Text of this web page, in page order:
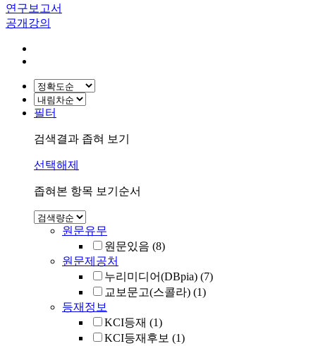
연구보고서
공개강의
필터
검색결과 좁혀 보기
선택해제
좁혀본 항목 보기순서
원문유무
원문있음 (8)
원문제공처
누리미디어(DBpia) (7)
교보문고(스콜라) (1)
등재정보
KCI등재 (1)
KCI등재후보 (1)